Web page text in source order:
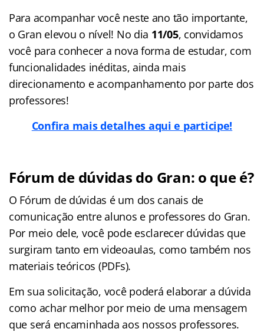
Para acompanhar você neste ano tão importante,
o Gran elevou o nível! No dia 11/05, convidamos
você para conhecer a nova forma de estudar, com
funcionalidades inéditas, ainda mais
direcionamento e acompanhamento por parte dos
professores!
Confira mais detalhes aqui e participe!
Fórum de dúvidas do Gran: o que é?
O Fórum de dúvidas é um dos canais de
comunicação entre alunos e professores do Gran.
Por meio dele, você pode esclarecer dúvidas que
surgiram tanto em videoaulas, como também nos
materiais teóricos (PDFs).
Em sua solicitação, você poderá elaborar a dúvida
como achar melhor por meio de uma mensagem
que será encaminhada aos nossos professores.